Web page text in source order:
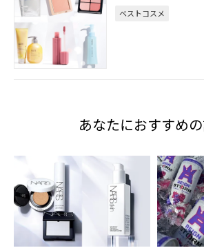
ベストコスメ
あなたにおすすめ